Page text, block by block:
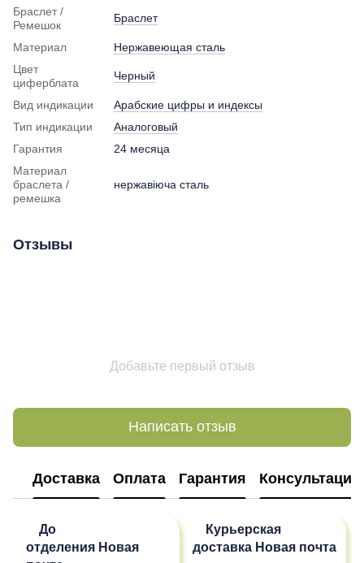
Браслет /
Ремешок
Браслет
Материал
Нержавеющая сталь
Цвет
циферблата
Черный
Вид индикации
Арабские цифры и индексы
Тип индикации
Аналоговый
Гарантия
24 месяца
Материал
браслета /
ремешка
нержавіюча сталь
Отзывы
Добавьте первый отзыв
Написать отзыв
Доставка Оплата Гарантия Консультация
До
отделения Новая
Курьерская
доставка Новая почта